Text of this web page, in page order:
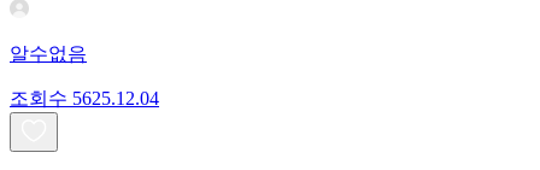
알수없음
조회수 5625.12.04